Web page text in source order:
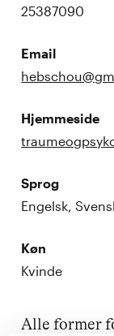
25387090
Email
Hjemmeside
Sprog
Engelsk,
Køn
Kvinde
Alle former